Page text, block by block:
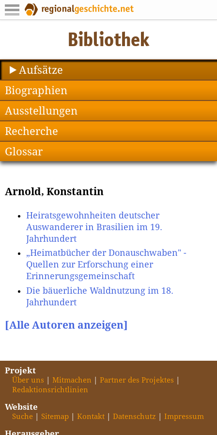
Aufsätze
Biographien
Ausstellungen
Recherche
Glossar
Arnold, Konstantin
Heiratsgewohnheiten deutscher
Auswanderer in Brasilien im 19.
Jahrhundert
„Heimatbücher der Donauschwaben" -
Quellen zur Erforschung einer
Erinnerungsgemeinschaft
Die bäuerliche Waldnutzung im 18.
Jahrhundert
[Alle Autoren anzeigen]
Projekt
Über uns Mitmachen
Partner des Projektes
Redaktionsrichtlinien
Website
Suche Sitemap Kontakt Datenschutz Impressum